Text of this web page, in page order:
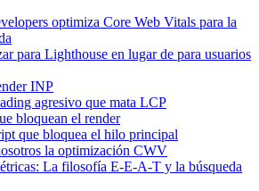
optimiza Core Web Vitals para la
para Lighthouse en lugar de para usuarios
INP
agresivo que mata LCP
bloquean el render
que bloquea el hilo principal
la optimización CWV
La filosofía E-E-A-T y la búsqueda